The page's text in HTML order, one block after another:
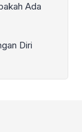
Ada
Diri